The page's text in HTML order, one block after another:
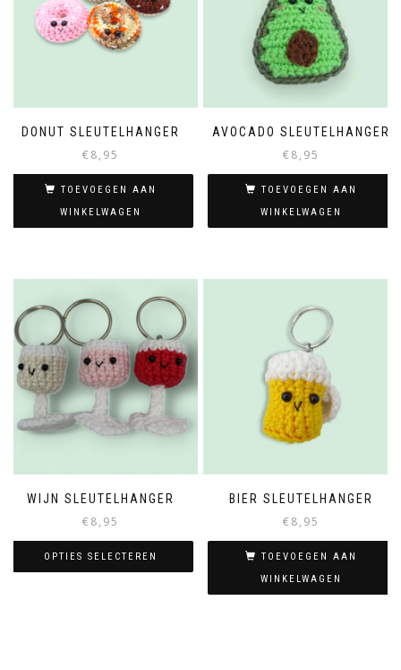
DONUT SLEUTELHANGER
€8,95
TOEVOEGEN AAN
WINKELWAGEN
AVOCADO SLEUTELHANGER
€8,95
TOEVOEGEN AAN
WINKELWAGEN
WIJN SLEUTELHANGER
€8,95
OPTIES SELECTEREN
BIER SLEUTELHANGER
€8,95
TOEVOEGEN AAN
WINKELWAGEN